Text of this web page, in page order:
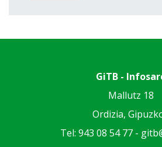
GiTB -
Mallutz 18
Ordizia,
Tel: 943 08 54 77 -